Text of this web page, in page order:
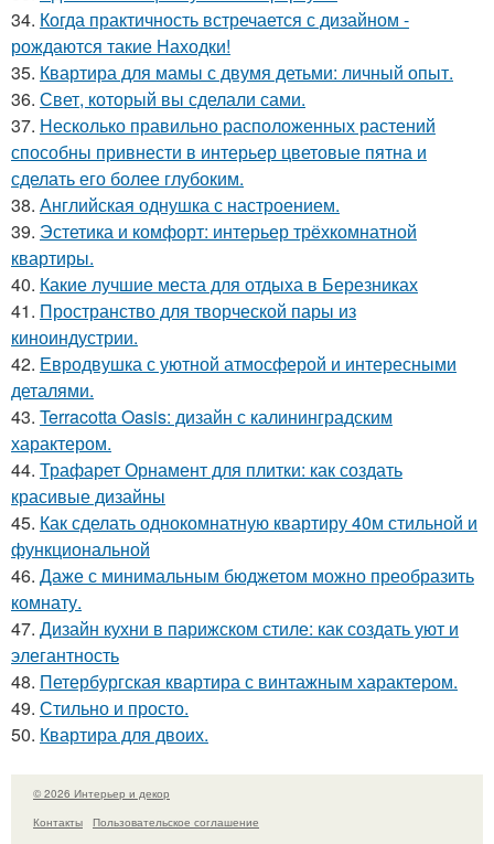
34. Когда практичность встречается с дизайном -
рождаются такие Находки!
35. Квартира для мамы с двумя детьми: личный опыт.
36. Свет, который вы сделали сами.
37. Несколько правильно расположенных растений
способны привнести в интерьер цветовые пятна и
сделать его более глубоким.
38. Английская однушка с настроением.
39. Эстетика и комфорт: интерьер трёхкомнатной
квартиры.
40. Какие лучшие места для отдыха в Березниках
41. Пространство для творческой пары из
киноиндустрии.
42. Евродвушка с уютной атмосферой и интересными
деталями.
43. Terracotta Oasis: дизайн с калининградским
характером.
44. Трафарет Орнамент для плитки: как создать
красивые дизайны
45. Как сделать однокомнатную квартиру 40м стильной и
функциональной
46. Даже с минимальным бюджетом можно преобразить
комнату.
47. Дизайн кухни в парижском стиле: как создать уют и
элегантность
48. Петербургская квартира с винтажным характером.
49. Стильно и просто.
50. Квартира для двоих.
© 2026 Интерьер и декор
Контакты
Пользовательское соглашение